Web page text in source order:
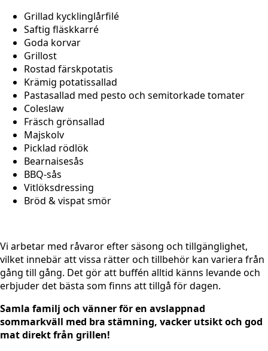
Grillad kycklinglårfilé
Saftig fläskkarré
Goda korvar
Grillost
Rostad färskpotatis
Krämig potatissallad
Pastasallad med pesto och semitorkade tomater
Coleslaw
Fräsch grönsallad
Majskolv
Picklad rödlök
Bearnaisesås
BBQ-sås
Vitlöksdressing
Bröd & vispat smör
Vi arbetar med råvaror efter säsong och tillgänglighet,
vilket innebär att vissa rätter och tillbehör kan variera från
gång till gång. Det gör att buffén alltid känns levande och
erbjuder det bästa som finns att tillgå för dagen.
Samla familj och vänner för en avslappnad
sommarkväll med bra stämning, vacker utsikt och god
mat direkt från grillen!